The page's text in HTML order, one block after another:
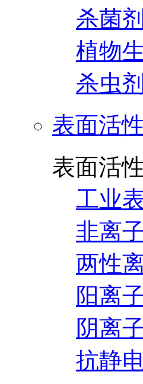
杀菌剂
植物
杀虫
表面活
表面活
工业
非离
两性
阳离
阴离
抗静